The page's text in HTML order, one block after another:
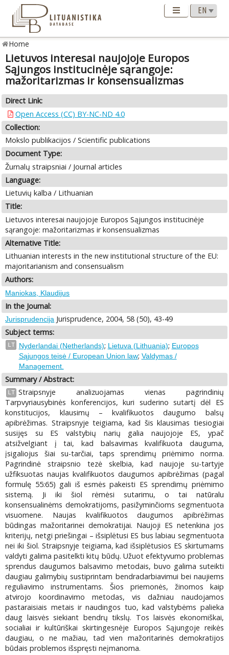
Home
Lietuvos interesai naujojoje Europos
Sąjungos institucinėje sąrangoje:
mažoritarizmas ir konsensualizmas
Direct Link:
Open Access (CC) BY-NC-ND 4.0
Collection:
Mokslo publikacijos / Scientific publications
Document Type:
Žurnalų straipsniai / Journal articles
Language:
Lietuvių kalba / Lithuanian
Title:
Lietuvos interesai naujojoje Europos Sąjungos institucinėje
sąrangoje: mažoritarizmas ir konsensualizmas
Alternative Title:
Lithuanian interests in the new institutional structure of the EU:
majoritarianism and consensualism
Authors:
Maniokas, Klaudijus
In the Journal:
Jurisprudencija Jurisprudence, 2004, 58 (50), 43-49
Subject terms:
LT Nyderlandai (Netherlands); Lietuva (Lithuania); Europos
Sąjungos teisė / European Union law; Valdymas /
Management.
Summary / Abstract:
LT Straipsnyje analizuojamas vienas pagrindinių
Tarpvyriausybinės konferencijos, kuri suderino sutartį dėl ES
konstitucijos, klausimų – kvalifikuotos daugumo balsų
apibrėžimas. Straipsnyje teigiama, kad šis klausimas tiesiogiai
susijęs su ES valstybių narių galia naujojoje ES, ypač
atsižvelgiant į tai, kad balsavimas kvalifikuota dauguma,
įsigaliojus šiai su-tarčiai, taps sprendimų priėmimo norma.
Pagrindinė straipsnio tezė skelbia, kad naujoje su-tartyje
užfiksuotas naujas kvalifikuotos daugumos apibrėžimas (pagal
formulę 55:65) gali iš esmės pakeisti ES sprendimų priėmimo
sistemą. Ji iki šiol rėmėsi sutarimu, o tai natūralu
konsensualinėms demokratijoms, pasižyminčioms segmentuota
visuomene. Naujas kvalifikuotos daugumos apibrėžimas
būdingas mažoritarinei demokratijai. Naujoji ES netenkina jos
kriterijų, netgi priešingai – išsiplėtusi ES bus labiau segmentuota
nei iki šiol. Straipsnyje teigiama, kad išsiplėtusios ES skirtumams
valdyti galima pasitelkti kitų būdų. Užuot efektyvumo problemas
sprendus daugumos balsavimo metodais, buvo galima suteikti
daugiau galimybių sustiprintam bendradarbiavimui bei naujiems
reguliavimo instrumentams. Šios priemonės, žinomos kaip
atvirojo koordinavimo metodas, vis dažniau naudojamos
pastaraisiais metais ir naudingos tuo, kad valstybėms palieka
daug laisvės siekiant bendrų tikslų. Tos laisvės ekonomiškai,
socialiai ir kultūriškai skirtingesnėje Europos Sąjungoje reikės
daugiau, o ne mažiau, tad vien mažoritarinės demokratijos
būdais problemos išspręsti neįmanoma.